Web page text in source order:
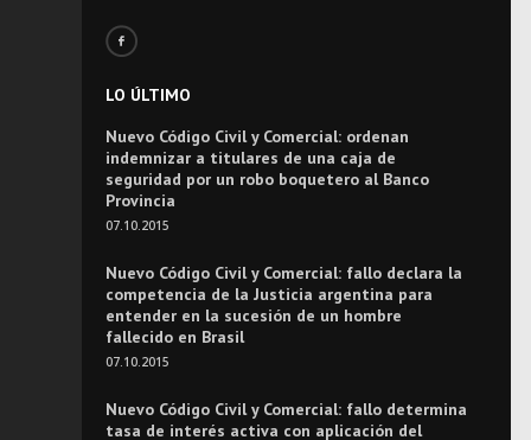
LO ÚLTIMO
Nuevo Código Civil y Comercial: ordenan
indemnizar a titulares de una caja de
seguridad por un robo boquetero al Banco
Provincia
07.10.2015
Nuevo Código Civil y Comercial: fallo declara la
competencia de la Justicia argentina para
entender en la sucesión de un hombre
fallecido en Brasil
07.10.2015
Nuevo Código Civil y Comercial: fallo determina
tasa de interés activa con aplicación del